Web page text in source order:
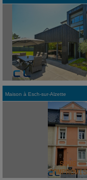
Maison à Esch-sur-Alzette